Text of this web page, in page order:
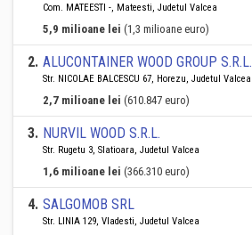
Com. MATEESTI -, Mateesti, Judetul Valcea
5,9 milioane lei (1,3 milioane euro)
2. ALUCONTAINER WOOD GROUP S.R.L.
Str. NICOLAE BALCESCU 67, Horezu, Judetul Valcea
2,7 milioane lei (610.847 euro)
3. NURVIL WOOD S.R.L.
Str. Rugetu 3, Slatioara, Judetul Valcea
1,6 milioane lei (366.310 euro)
4. SALGOMOB SRL
Str. LINIA 129, Vladesti, Judetul Valcea